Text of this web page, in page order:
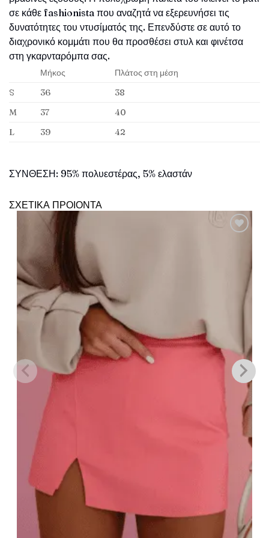
σε κάθε fashionista που αναζητά να εξερευνήσει τις
δυνατότητες του ντυσίματός της. Επενδύστε σε αυτό το
διαχρονικό κομμάτι που θα προσθέσει στυλ και φινέτσα
στη γκαρνταρόμπα σας.
Μήκος
Πλάτος στη μέση
S
36
38
M
37
40
L
39 42
ΣΥΝΘΕΣΗ: 95% πολυεστέρας, 5% ελαστάν
ΣΧΕΤΙΚΑ ΠΡΟΙΟΝΤΑ